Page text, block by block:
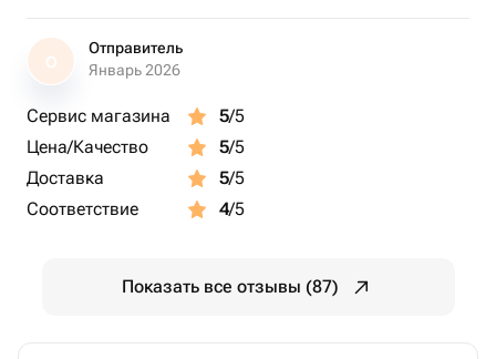
О
Отправитель
Январь 2026
Сервис магазина 5/5
Цена/Качество
5/5
Доставка
5/5
Соответствие
4/5
Показать все отзывы (87)